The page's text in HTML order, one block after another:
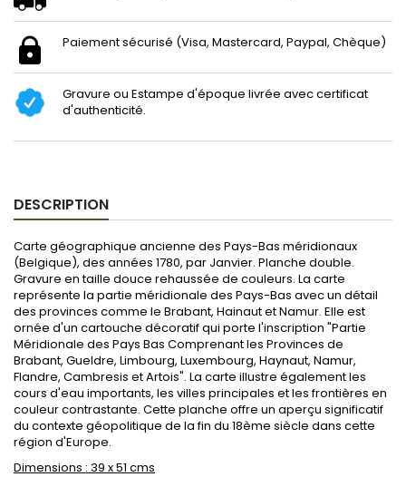
Paiement sécurisé (Visa, Mastercard, Paypal, Chèque)
Gravure ou Estampe d'époque livrée avec certificat
d'authenticité.
DESCRIPTION
Carte géographique ancienne des Pays-Bas méridionaux
(Belgique), des années 1780, par Janvier. Planche double.
Gravure en taille douce rehaussée de couleurs. La carte
représente la partie méridionale des Pays-Bas avec un détail
des provinces comme le Brabant, Hainaut et Namur. Elle est
ornée d'un cartouche décoratif qui porte l'inscription "Partie
Méridionale des Pays Bas Comprenant les Provinces de
Brabant, Gueldre, Limbourg, Luxembourg, Haynaut, Namur,
Flandre, Cambresis et Artois". La carte illustre également les
cours d'eau importants, les villes principales et les frontières en
couleur contrastante. Cette planche offre un aperçu significatif
du contexte géopolitique de la fin du 18ème siècle dans cette
région d'Europe.
Dimensions : 39 x 51 cms